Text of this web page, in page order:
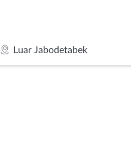
Luar Jabodetabek